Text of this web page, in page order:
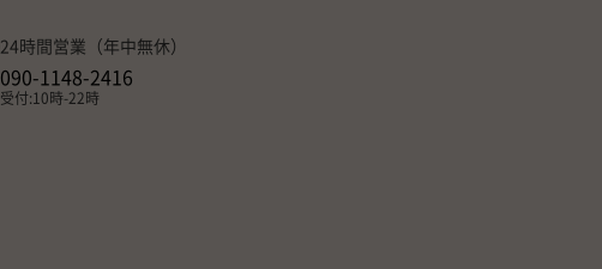
24時間営業（年中無休）
090-1148-2416
受付:10時-22時